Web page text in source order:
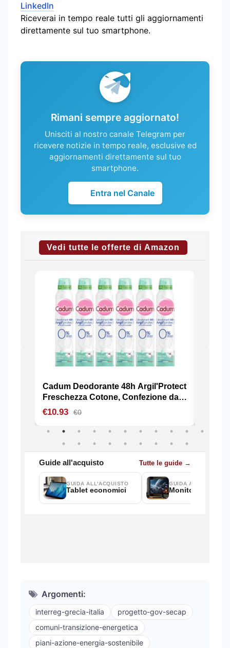
LinkedIn
Riceverai in tempo reale tutti gli aggiornamenti
direttamente sul tuo smartphone.
Rimani sempre aggiornato!
Unisciti al nostro canale Telegram per
ricevere notizie in tempo reale, esclusive ed
aggiornamenti direttamente sul tuo
smartphone.
Entra nel Canale
Argomenti:
interreg-grecia-italia
progetto-gov-secap
comuni-transizione-energetica
piani-azione-energia-sostenibile